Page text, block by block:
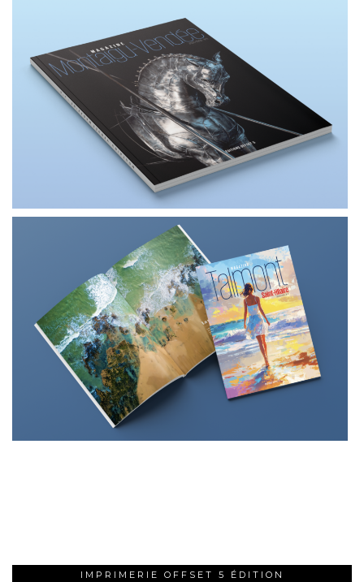
IMPRIMERIE OFFSET 5 ÉDITION